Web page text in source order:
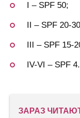
I – SPF 50;
II – SPF 20-
III – SPF 15-
IV-VI – SPF 4.
ЗАРАЗ